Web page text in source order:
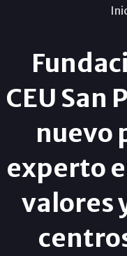
CEU San
nuevo
experto
valores